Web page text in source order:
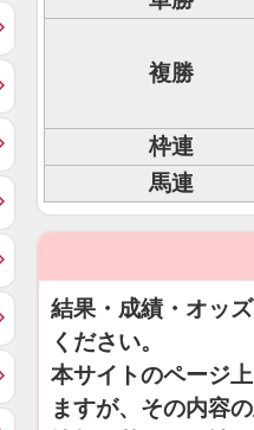
複勝
枠連
馬連
結果・成績・オッ
ください。
本サイトのページ
ますが、その内容